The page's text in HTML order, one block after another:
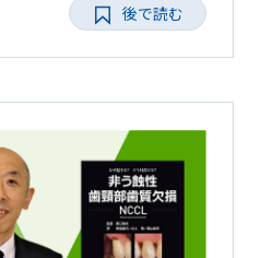
後で読む